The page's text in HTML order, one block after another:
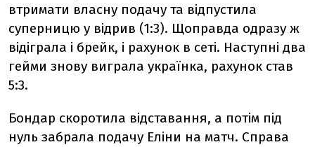
втримати власну подачу та відпустила
суперницю у відрив (1:3). Щоправда одразу ж
відіграла і брейк, і рахунок в сеті. Наступні два
гейми знову виграла українка, рахунок став
5:3.
Бондар скоротила відставання, а потім під
нуль забрала подачу Еліни на матч. Справа